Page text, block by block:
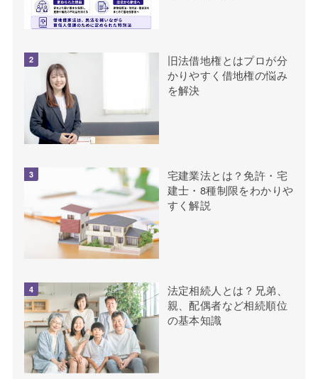
旧法借地権とはプロが分
かりやすく借地権の悩み
を解決
宅建業法とは？免許・宅
建士・8種制限をわかりや
すく解説
法定相続人とは？兄弟、
親、配偶者など相続順位
の基本知識